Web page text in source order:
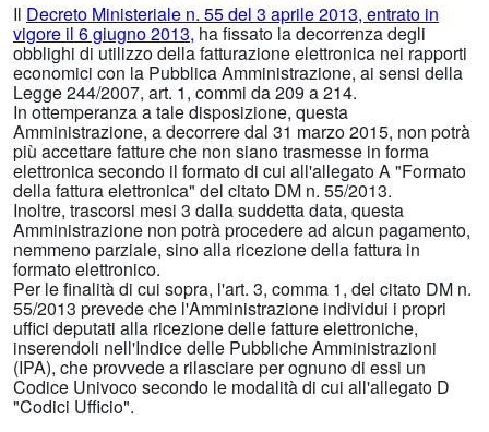
Il Decreto Ministeriale n. 55 del 3 aprile 2013, entrato in
vigore il 6 giugno 2013, ha fissato la decorrenza degli
obblighi di utilizzo della fatturazione elettronica nei rapporti
economici con la Pubblica Amministrazione, ai sensi della
Legge 244/2007, art. 1, commi da 209 a 214.
In ottemperanza a tale disposizione, questa
Amministrazione, a decorrere dal 31 marzo 2015, non potrà
più accettare fatture che non siano trasmesse in forma
elettronica secondo il formato di cui all'allegato A "Formato
della fattura elettronica" del citato DM n. 55/2013.
Inoltre, trascorsi mesi 3 dalla suddetta data, questa
Amministrazione non potrà procedere ad alcun pagamento,
nemmeno parziale, sino alla ricezione della fattura in
formato elettronico.
Per le finalità di cui sopra, l'art. 3, comma 1, del citato DM n.
55/2013 prevede che l'Amministrazione individui i propri
uffici deputati alla ricezione delle fatture elettroniche,
inserendoli nell'Indice delle Pubbliche Amministrazioni
(IPA), che provvede a rilasciare per ognuno di essi un
Codice Univoco secondo le modalità di cui all'allegato D
"Codici Ufficio".